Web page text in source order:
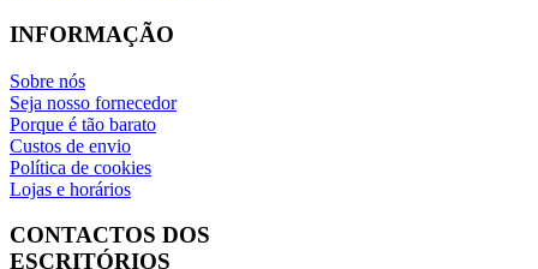
INFORMAÇÃO
Sobre nós
Seja nosso fornecedor
Porque é tão barato
Custos de envio
Política de cookies
Lojas e horários
CONTACTOS DOS
ESCRITÓRIOS